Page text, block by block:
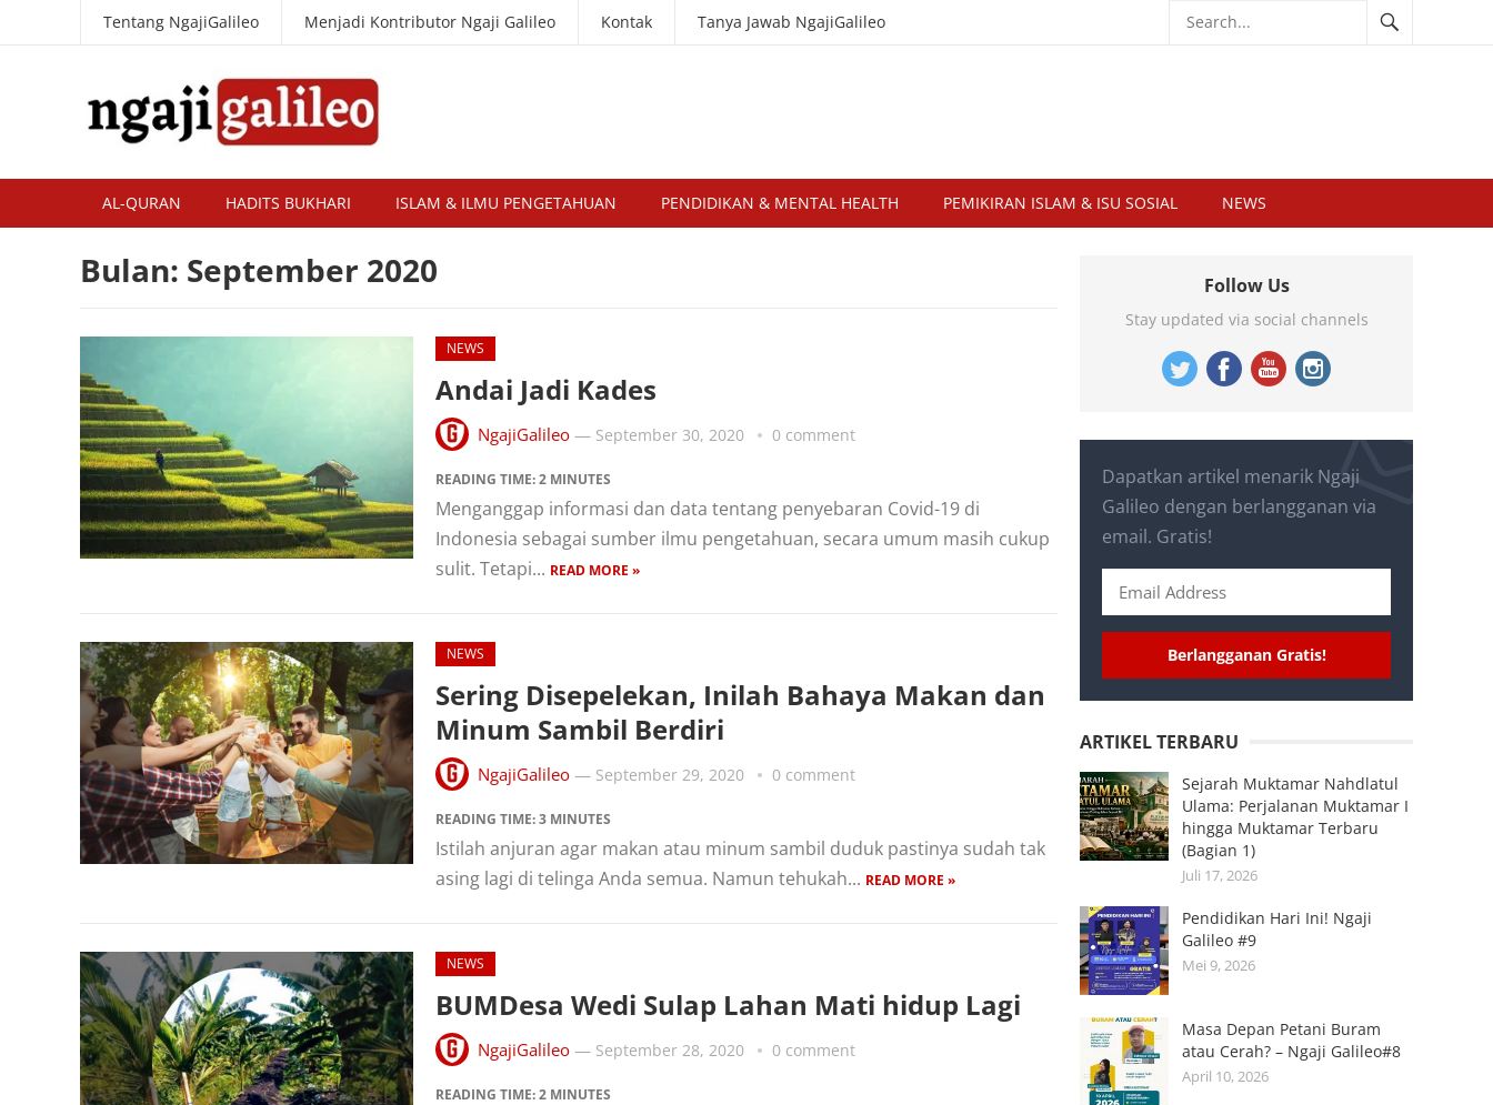
Tentang NgajiGalileo Menjadi Kontributor Ngaji Galileo Kontak Tanya Jawab NgajiGalileo
AL-QURAN HADITS BUKHARI ISLAM & ILMU PENGETAHUAN PENDIDIKAN & MENTAL HEALTH PEMIKIRAN ISLAM & ISU SOSIAL NEWS
Bulan: September 2020
NEWS
Andai Jadi Kades
NgajiGalileo— September 30, 2020 0 comment
READING TIME:2 MINUTES
Menganggap informasi dan data tentang penyebaran Covid-19 di
Indonesia sebagai sumber ilmu pengetahuan, secara umum masih cukup
sulit. Tetapi... READ MORE »
NEWS
Sering Disepelekan, Inilah Bahaya Makan dan
Minum Sambil Berdiri
NgajiGalileo— September 29, 2020 0 comment
READING TIME:3 MINUTES
Istilah anjuran agar makan atau minum sambil duduk pastinya sudah tak
asing lagi di telinga Anda semua. Namun tehukah... READ MORE »
NEWS
BUMDesa Wedi Sulap Lahan Mati hidup Lagi
NgajiGalileo— September 28, 2020 0 comment
READING TIME:2 MINUTES
Follow Us
Stay updated via social channels
Dapatkan artikel menarik Ngaji
Galileo dengan berlangganan via
email. Gratis!
Berlangganan Gratis!
ARTIKEL TERBARU
Sejarah Muktamar Nahdlatul
Ulama: Perjalanan Muktamar I
hingga Muktamar Terbaru
(Bagian 1)
Juli 17, 2026
Pendidikan Hari Ini! Ngaji
Galileo #9
Mei 9, 2026
Masa Depan Petani Buram
atau Cerah? – Ngaji Galileo#8
April 10, 2026